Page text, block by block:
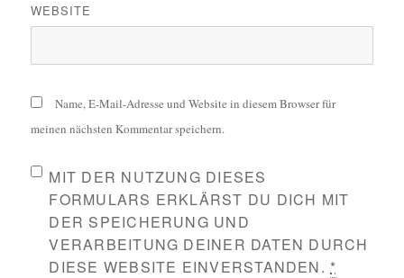
WEBSITE
Name, E-Mail-Adresse und Website in diesem Browser für
meinen nächsten Kommentar speichern.
MIT DER NUTZUNG DIESES
FORMULARS ERKLÄRST DU DICH MIT
DER SPEICHERUNG UND
VERARBEITUNG DEINER DATEN DURCH
DIESE WEBSITE EINVERSTANDEN. *